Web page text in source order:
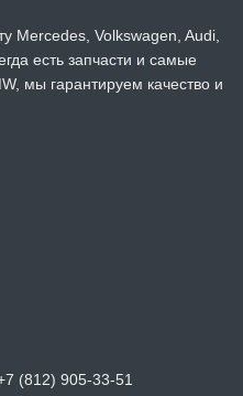
Mercedes, Volkswagen, Audi,
есть запчасти и самые
мы гарантируем качество и
(812) 905-33-51